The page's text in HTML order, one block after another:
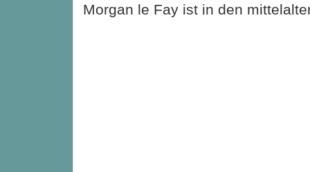
Morgan le Fay ist in den